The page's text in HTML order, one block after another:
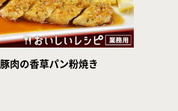
豚肉の香草パン粉焼き